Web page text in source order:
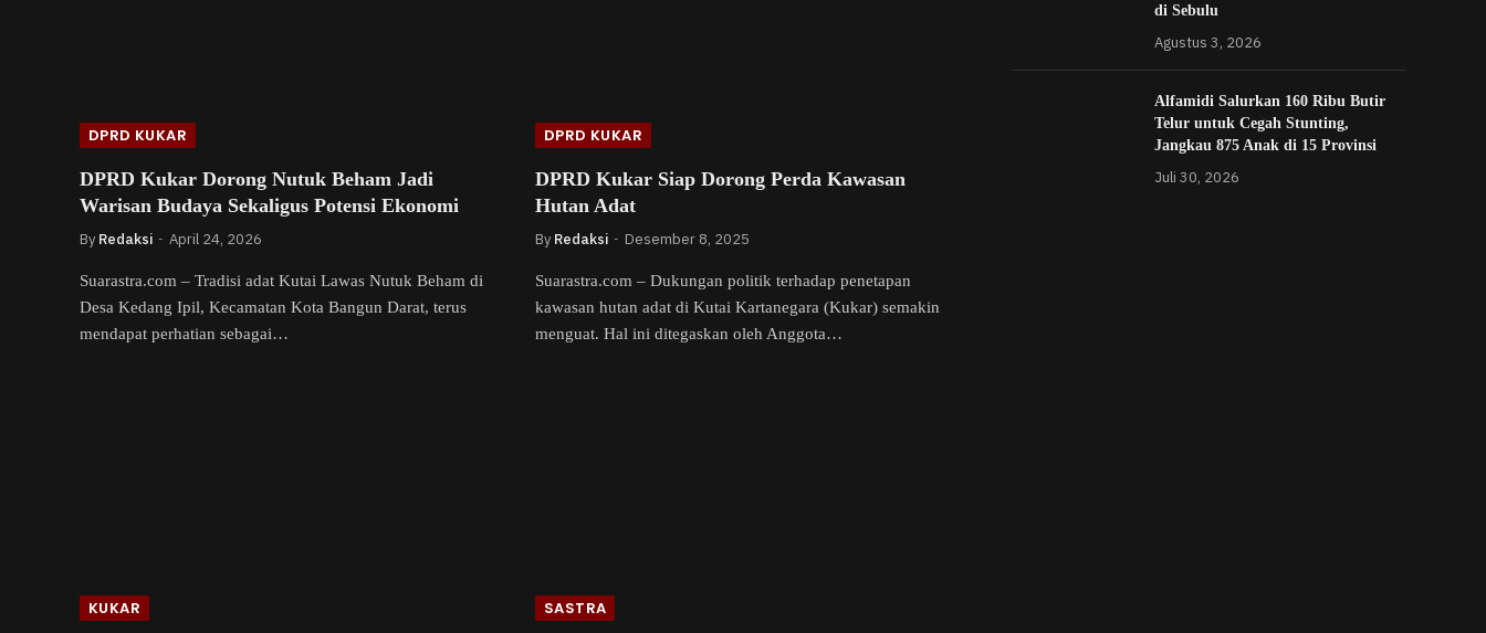
DPRD KUKAR
DPRD Kukar Dorong Nutuk Beham Jadi
Warisan Budaya Sekaligus Potensi Ekonomi
By Redaksi April 24, 2026
Suarastra.com – Tradisi adat Kutai Lawas Nutuk Beham di
Desa Kedang Ipil, Kecamatan Kota Bangun Darat, terus
mendapat perhatian sebagai…
DPRD KUKAR
DPRD Kukar Siap Dorong Perda Kawasan
Hutan Adat
By Redaksi Desember 8, 2025
Suarastra.com – Dukungan politik terhadap penetapan
kawasan hutan adat di Kutai Kartanegara (Kukar) semakin
menguat. Hal ini ditegaskan oleh Anggota…
KUKAR SASTRA
di Sebulu
Agustus 3, 2026
Alfamidi Salurkan 160 Ribu Butir
Telur untuk Cegah Stunting,
Jangkau 875 Anak di 15 Provinsi
Juli 30, 2026